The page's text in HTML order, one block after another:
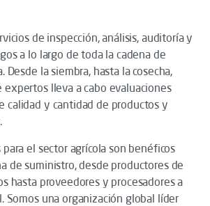
de inspección, análisis, auditoría y
a lo largo de toda la cadena de
Desde la siembra, hasta la cosecha,
lleva a cabo evaluaciones
calidad y cantidad de productos y
el sector agrícola son benéficos
de suministro, desde productores de
hasta proveedores y procesadores a
Somos una organización global líder